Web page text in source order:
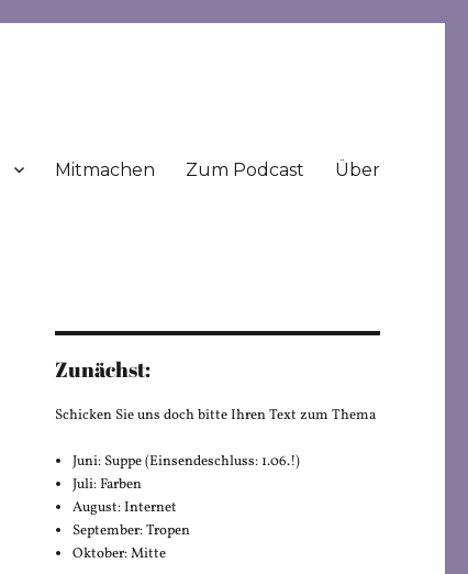
Mitmachen Zum Podcast Über
Zunächst:
Schicken Sie uns doch bitte Ihren Text zum Thema
Juni: Suppe (Einsendeschluss: 1.06.!)
Juli: Farben
August: Internet
September: Tropen
Oktober: Mitte